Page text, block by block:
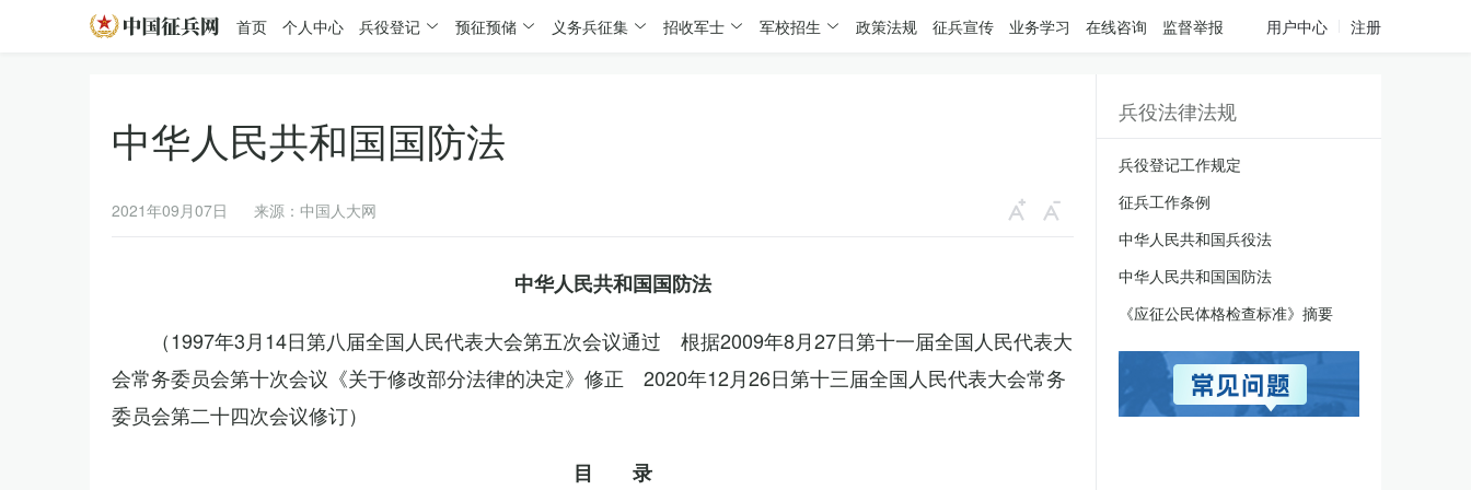
首页 个人中心 兵役登记 预征预储 义务兵征集 招收军士 军校招生 政策法规 征兵宣传 业务学习 在线咨询 监督举报 用户中心 注册
中华人民共和国国防法
2021年09月07日 来源：中国人大网
中华人民共和国国防法
（1997年3月14日第八届全国人民代表大会第五次会议通过 根据2009年8月27日第十一届全国人民代表大
会常务委员会第十次会议《关于修改部分法律的决定》修正 2020年12月26日第十三届全国人民代表大会常务
委员会第二十四次会议修订）
目 录
兵役法律法规
兵役登记工作规定
征兵工作条例
中华人民共和国兵役法
中华人民共和国国防法
《应征公民体格检查标准》摘要